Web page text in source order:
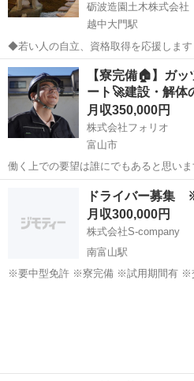
砺波造園土木株式会社
越中大門駅
◆若い人の自立、資格取得を応援しま
◆一日体験も受付中です！◆ 《造園って何？》 お庭造り・花壇や生
垣・土壌の改良・木の移植や伐採など
していくお仕事です...
富山 射水市 越中大門駅 施
【寮完備🏠】ガ
ート🚀建設・解体
月収350,000円
株式会社フォリオ
富山市
働く上での要望は誰にでもあると思います。 ✅ 「今日住む場
い、即入寮したい」 ✅ 「手持ちがピン
「経験ないけど、とにかく稼ぎたい」 私たちにご相談いただければ、
土木 未経験
ドライバー募集
月収300,000円
株式会社S-company
南富山駅
※要中型免許 ※寮完備 ※試用期間有 ※